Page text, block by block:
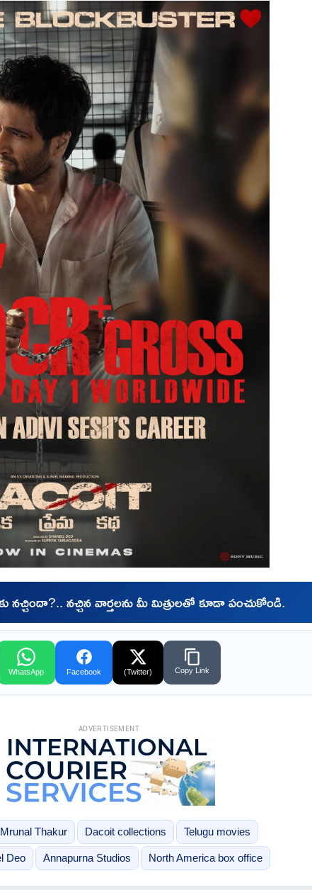
నచ్చిందా?.. నచ్చిన వార్తలను మీ మిత్రులతో కూడా పంచుకోండి.
WhatsApp Facebook (Twitter) Copy Link
ADVERTISEMENT
Mrunal Thakur Dacoit collections Telugu movies
Deo Annapurna Studios North America box office